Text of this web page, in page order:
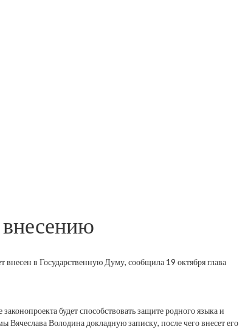
внесен в Государственную Думу, сообщила 19 октября глава
будет способствовать защите родного языка и
Вячеслава Володина докладную записку, после чего внесет его